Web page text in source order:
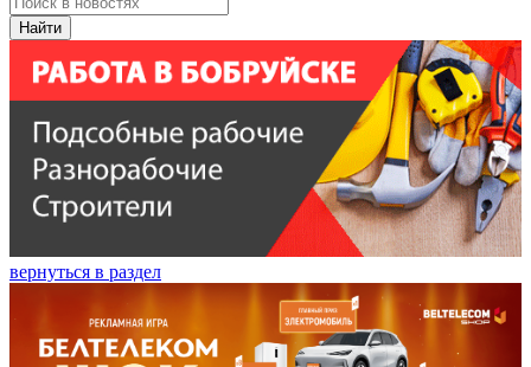
Найти
вернуться в раздел